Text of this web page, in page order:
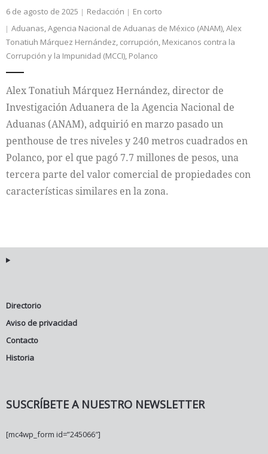
6 de agosto de 2025 Redacción
En corto
Aduanas,Agencia Nacional de Aduanas de México (ANAM),Alex
Tonatiuh Márquez Hernández, corrupción, Mexicanos contra la
Corrupción y la Impunidad (MCCI), Polanco
Alex Tonatiuh Márquez Hernández, director de
Investigación Aduanera de la Agencia Nacional de
Aduanas (ANAM), adquirió en marzo pasado un
penthouse de tres niveles y 240 metros cuadrados en
Polanco, por el que pagó 7.7 millones de pesos, una
tercera parte del valor comercial de propiedades con
características similares en la zona.
Directorio
Aviso de privacidad
Contacto
Historia
SUSCRÍBETE A NUESTRO NEWSLETTER
[mc4wp_form id=”245066″]